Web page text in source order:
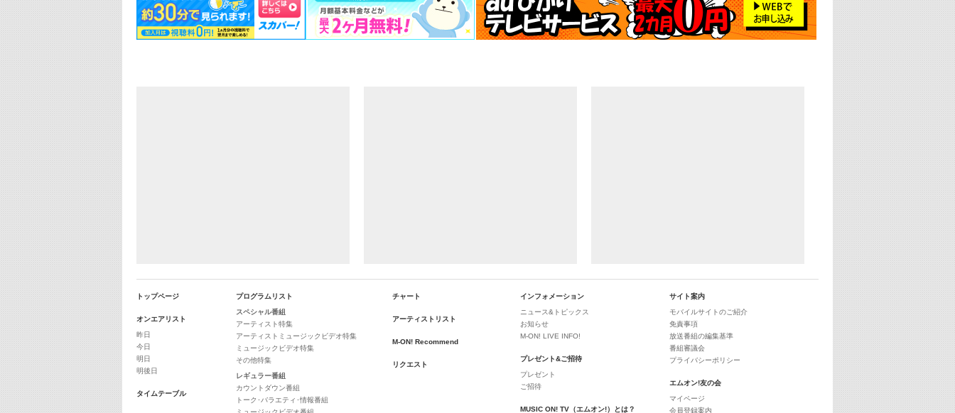
25:00
あのころヒッツ! 一挙5時間！
2021→2025年
トップページ
オンエアリスト
昨日
今日
明日
明後日
タイムテーブル
プログラムリスト
スペシャル番組
アーティスト特集
アーティストミュージックビデオ特集
ミュージックビデオ特集
その他特集
レギュラー番組
カウントダウン番組
トーク･バラエティ･情報番組
チャート
アーティストリスト
M-ON! Recommend
リクエスト
インフォメーション
ニュース&トピックス
お知らせ
M-ON! LIVE INFO!
プレゼント&ご招待
プレゼント
ご招待
MUSIC ON! TV（エムオン!）とは？
サイト案内
モバイルサイトのご紹介
免責事項
放送番組の編集基準
番組審議会
プライバシーポリシー
エムオン!友の会
マイページ
会員登録案内